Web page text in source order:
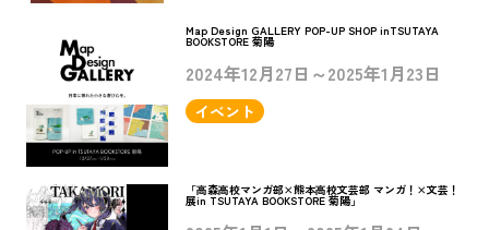
Map Design GALLERY POP-UP SHOP inTSUTAYA
BOOKSTORE 菊陽
2024年12月27日～2025年1月23日
イベント
「高森高校マンガ部×熊本高校文芸部 マンガ！×文芸！
展in TSUTAYA BOOKSTORE 菊陽」